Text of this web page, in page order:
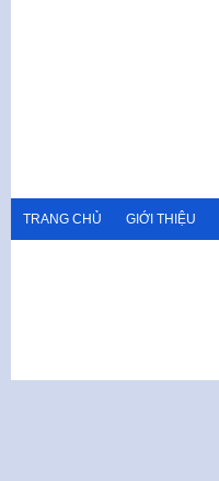
TRANG CHỦ GIỚI THIỆU